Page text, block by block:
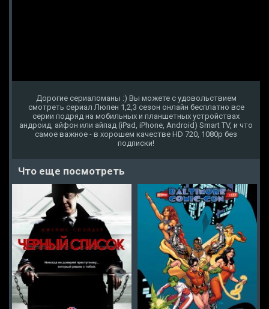
Дорогие сериаломаны :) Вы можете с удовольствием
смотреть сериал Люпен 1,2,3 сезон онлайн бесплатно все
серии подряд на мобильных и планшетных устройствах
андроид, айфон или айпад (iPad, iPhone, Android) Smart TV, и что
самое важное - в хорошем качестве HD 720, 1080p без
подписки!
Что еще посмотреть